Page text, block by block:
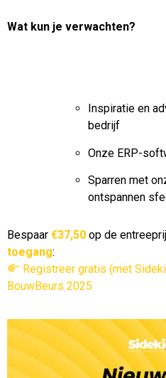
Wat kun je verwachten?
Inspiratie en
bedrijf
Onze ERP-
Sparren met
ontspannen
Bespaar €37,50 op de
toegang:
Registreer gratis (met
BouwBeurs 2025